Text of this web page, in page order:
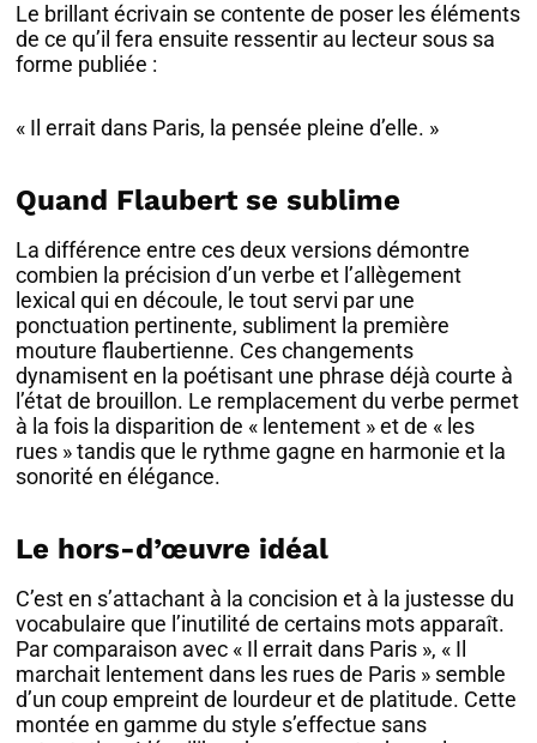
Le brillant écrivain se contente de poser les éléments
de ce qu’il fera ensuite ressentir au lecteur sous sa
forme publiée :
« Il errait dans Paris, la pensée pleine d’elle. »
Quand Flaubert se sublime
La différence entre ces deux versions démontre
combien la précision d’un verbe et l’allègement
lexical qui en découle, le tout servi par une
ponctuation pertinente, subliment la première
mouture flaubertienne. Ces changements
dynamisent en la poétisant une phrase déjà courte à
l’état de brouillon. Le remplacement du verbe permet
à la fois la disparition de « lentement » et de « les
rues » tandis que le rythme gagne en harmonie et la
sonorité en élégance.
Le hors-d’œuvre idéal
C’est en s’attachant à la concision et à la justesse du
vocabulaire que l’inutilité de certains mots apparaît.
Par comparaison avec « Il errait dans Paris », « Il
marchait lentement dans les rues de Paris » semble
d’un coup empreint de lourdeur et de platitude. Cette
montée en gamme du style s’effectue sans